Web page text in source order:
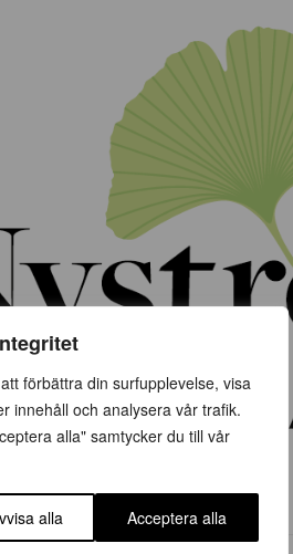
förbättra din surfupplevelse, visa
innehåll och analysera vår trafik.
alla" samtycker du till vår
alla Acceptera alla